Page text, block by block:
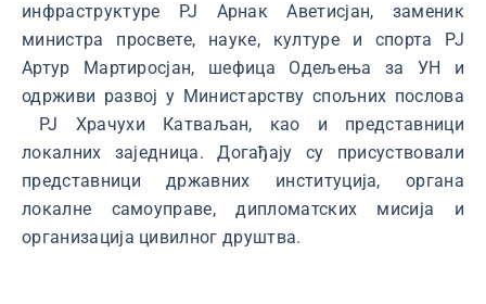
инфраструктуре РЈ Арнак Аветисјан, заменик
министра просвете, науке, културе и спорта РЈ
Артур Мартиросјан, шефица Одељења за УН и
одрживи развој у Министарству спољних послова
РЈ Храчухи Катваљан, као и представници
локалних заједница. Догађају су присуствовали
представници државних институција, органа
локалне самоуправе, дипломатских мисија и
организација цивилног друштва.